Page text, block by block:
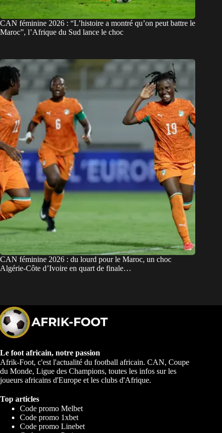
CAN féminine 2026 : “L’histoire a montré qu’on peut battre le
Maroc”, l’Afrique du Sud lance le choc
CAN féminine 2026 : du lourd pour le Maroc, un choc
Algérie-Côte d’Ivoire en quart de finale…
Le foot africain, notre passion
Afrik-Foot, c'est l'actualité du football africain. CAN, Coupe
du Monde, Ligue des Champions, toutes les infos sur les
joueurs africains d'Europe et les clubs d'Afrique.
Top articles
Code promo Melbet
Code promo 1xbet
Code promo Linebet